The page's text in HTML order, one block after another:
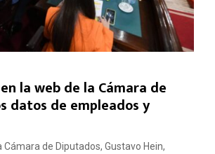
la web de la Cámara de
datos de empleados y
Cámara de Diputados, Gustavo Hein,